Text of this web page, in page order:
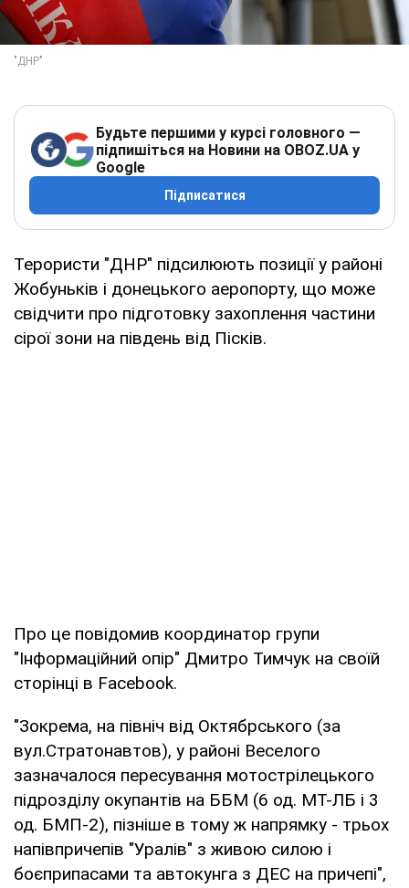
Будьте першими у курсі головного —
підпишіться на Новини на OBOZ.UA у
Google
Підписатися
Терористи "ДНР" підсилюють позиції у районі
Жобуньків і донецького аеропорту, що може
свідчити про підготовку захоплення частини
сірої зони на південь від Пісків.
Про це повідомив координатор групи
"Інформаційний опір" Дмитро Тимчук на своїй
сторінці в Facebook.
"Зокрема, на північ від Октябрського (за
вул.Стратонавтов), у районі Веселого
зазначалося пересування мотострілецького
підрозділу окупантів на ББМ (6 од. МТ-ЛБ і 3
од. БМП-2), пізніше в тому ж напрямку - трьох
напівпричепів "Уралів" з живою силою і
боєприпасами та автокунга з ДЕС на причепі",